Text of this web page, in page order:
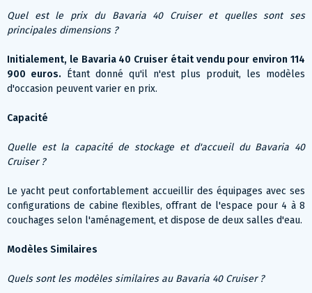
Quel est le prix du Bavaria 40 Cruiser et quelles sont ses
principales dimensions ?
Initialement, le Bavaria 40 Cruiser était vendu pour environ 114
900 euros. Étant donné qu'il n'est plus produit, les modèles
d'occasion peuvent varier en prix.
Capacité
Quelle est la capacité de stockage et d'accueil du Bavaria 40
Cruiser ?
Le yacht peut confortablement accueillir des équipages avec ses
configurations de cabine flexibles, offrant de l'espace pour 4 à 8
couchages selon l'aménagement, et dispose de deux salles d'eau.
Modèles Similaires
Quels sont les modèles similaires au Bavaria 40 Cruiser ?